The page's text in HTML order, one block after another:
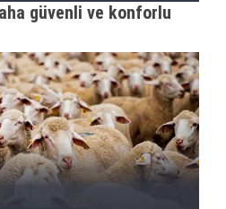
güvenli ve konforlu